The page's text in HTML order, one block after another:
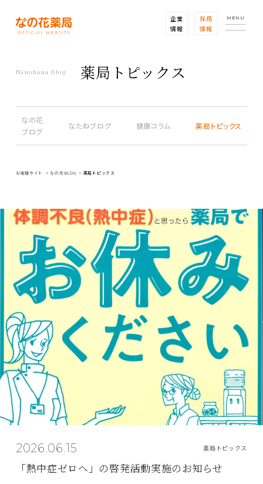
企業
情報
採用
情報
MENU
Nanohana Blog 薬局トピックス
なの花
ブログ
なたねブログ 健康コラム 薬局トピックス
お客様サイト なの花BLOG 薬局トピックス
2026.06.15 薬局トピックス
「熱中症ゼロへ」の啓発活動実施のお知らせ